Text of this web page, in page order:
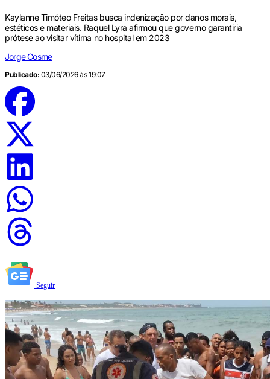
Kaylanne Timóteo Freitas busca indenização por danos morais,
estéticos e materiais. Raquel Lyra afirmou que governo garantiria
prótese ao visitar vítima no hospital em 2023
Jorge Cosme
Publicado: 03/06/2026 às 19:07
Seguir